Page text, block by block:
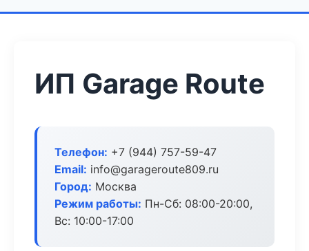
ИП Garage Route
Телефон: +7 (944) 757-59-47
Email: info@garageroute809.ru
Город: Москва
Режим работы: Пн-Сб: 08:00-20:00,
Вс: 10:00-17:00